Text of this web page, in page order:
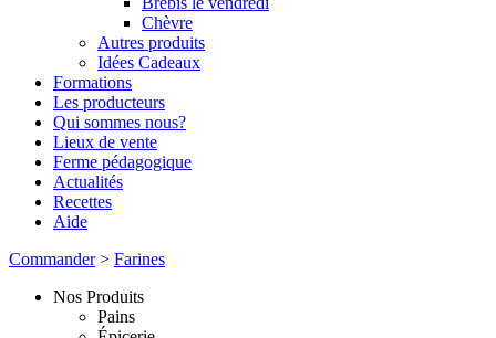
Chèvre
Autres produits
Idées Cadeaux
Formations
Les producteurs
Qui sommes nous?
Lieux de vente
Ferme pédagogique
Actualités
Recettes
Aide
Commander> Farines
Nos Produits
Pains